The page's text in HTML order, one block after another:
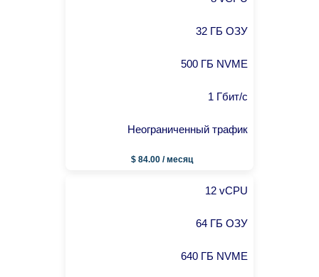
32 ГБ ОЗУ
500 ГБ NVME
1 Гбит/с
Неограниченный трафик
$ 84.00 / месяц
12 vCPU
64 ГБ ОЗУ
640 ГБ NVME